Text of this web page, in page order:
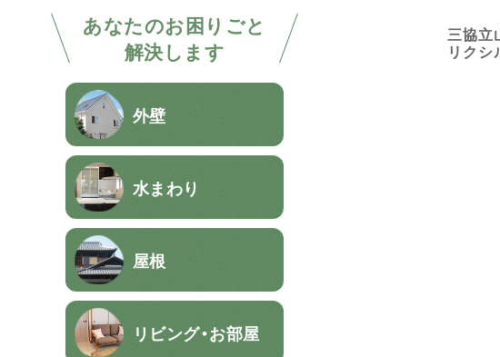
あなたのお困りごと
解決します
外壁
水まわり
屋根
リビング・お部屋
三協立
リクシ